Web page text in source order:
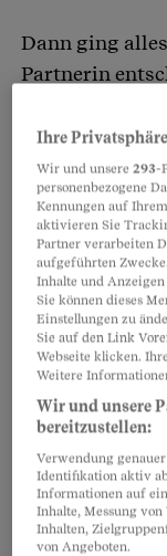
Dann ging
Partnerin
Uni, kommen
doch die
Verfügung zu
Ihre
Wir und unsere293-
personenbezogene
Kennungen auf
aktivieren Sie
Partner verarbeiten
aufgeführten
Inhalte und
Sie können dieses
Einstellungen zu
Sie auf den Link
Webseite klicken.
Weitere
Wir und unsere
bereitzustellen:
Verwendung
Identifikation aktiv
Informationen auf
Inhalte, Messung
Inhalten,
von Angeboten.